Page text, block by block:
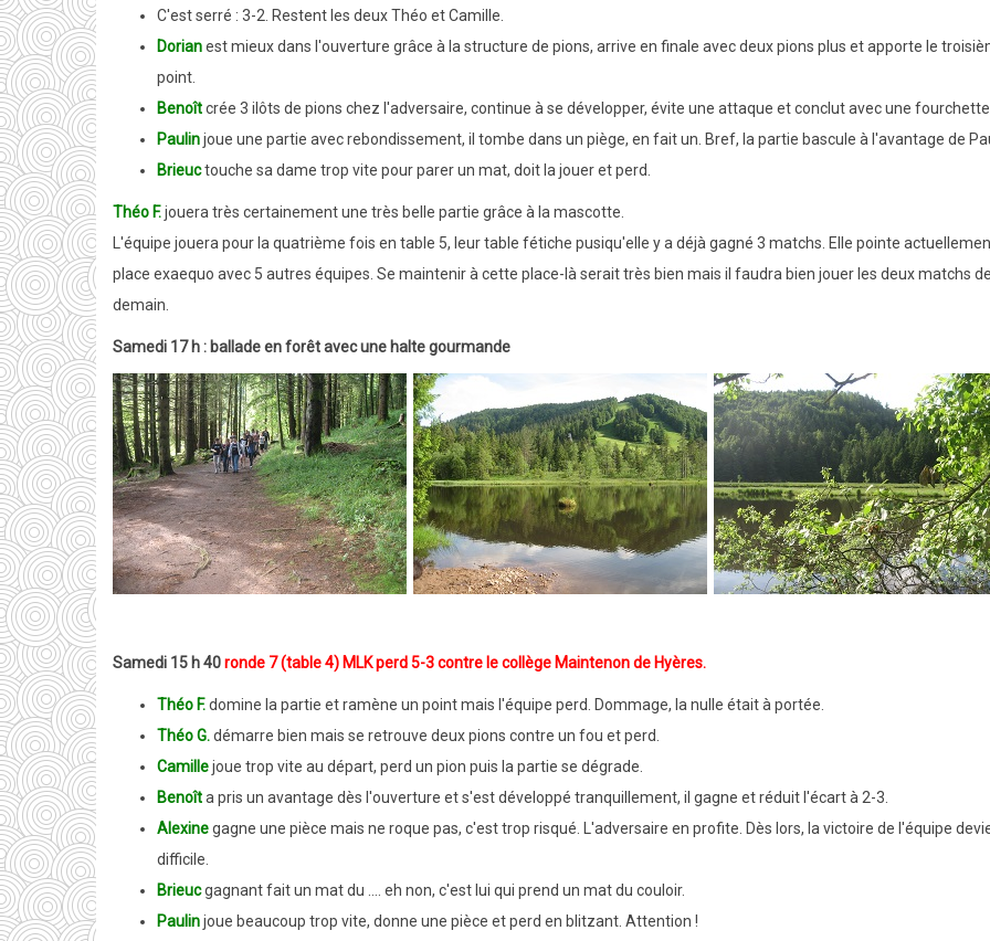
C'est serré : 3-2. Restent les deux Théo et Camille.
Dorianest mieux dans l'ouverture grâce à la structure de pions, arrive en finale avec deux pions plus et apporte le
point.
Benoîtcrée 3 ilôts de pions chez l'adversaire, continue à se développer, évite une attaque et conclut avec une
Paulinjoue une partie avec rebondissement, il tombe dans un piège, en fait un. Bref, la partie bascule à l'avantage de
Brieuctouche sa dame trop vite pour parer un mat, doit la jouer et perd.
Théo F.jouera très certainement une très belle partie grâce à la mascotte.
L'équipe jouera pour la quatrième fois en table 5, leur table fétiche pusiqu'elle y a déjà gagné 3 matchs. Elle pointe
place exaequo avec 5 autres équipes. Se maintenir à cette place-là serait très bien mais il faudra bien jouer les deux matchs
demain.
Samedi 17 h : ballade en forêt avec une halte gourmande
Samedi 15 h 40ronde 7 (table 4) MLK perd 5-3 contre le collège Maintenon de Hyères.
Théo F.domine la partie et ramène un point mais l'équipe perd. Dommage, la nulle était à portée.
Théo G.démarre bien mais se retrouve deux pions contre un fou et perd.
Camillejoue trop vite au départ, perd un pion puis la partie se dégrade.
Benoîta pris un avantage dès l'ouverture et s'est développé tranquillement, il gagne et réduit l'écart à 2-3.
Alexinegagne une pièce mais ne roque pas, c'est trop risqué. L'adversaire en profite. Dès lors, la victoire de l'équipe
difficile.
Brieucgagnant fait un mat du .... eh non, c'est lui qui prend un mat du couloir.
Paulinjoue beaucoup trop vite, donne une pièce et perd en blitzant. Attention !